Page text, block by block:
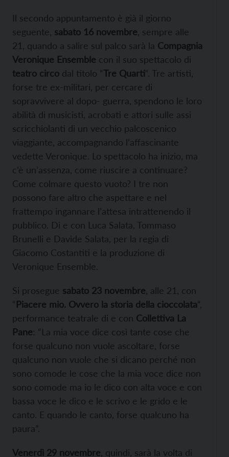
Il secondo appuntamento è già il giorno
seguente, sabato 16 novembre , sempre alle
21, quando a salire sul palco sarà la Compagnia
Veronique Ensemble con il suo spettacolo di
teatro circo dal titolo “Tre Quarti“. Tre artisti,
forse tre ex-militari, per cercare di
sopravvivere al dopo- guerra, spendono le loro
abilità di musicisti, acrobati e attori sulle assi
scricchiolanti di un vecchio palcoscenico
viaggiante, accompagnando l’affascinante
vedette Veronique. Lo spettacolo ha inizio, ma
c’è un’assenza, come riuscire a continuare?
Come colmare questo vuoto? I tre non
possono fare altro che aspettare e nel
frattempo ingannare l’attesa intrattenendo il
pubblico. Di e con Luca Salata, Tommaso
Brunelli e Davide Salata, per la regia di
Giacomo Costantiti e la produzione di
Veronique Ensemble.
Si prosegue sabato 23 novembre , alle 21, con
“Piacere mio. Ovvero la storia della cioccolata“,
performance teatrale di e con Collettiva La
Pane: “La mia voce dice così tante cose che
forse qualcuno non vuole ascoltare, forse
qualcuno non vuole che si dicano perché non
sono comode le cose che la mia voce dice non
sono comode ma io le dico con alta voce e con
bassa voce le dico e le scrivo e le grido e le
canto. E quando le canto, forse qualcuno ha
paura”.
Venerdì 29 novembre , quindi, sarà la volta di